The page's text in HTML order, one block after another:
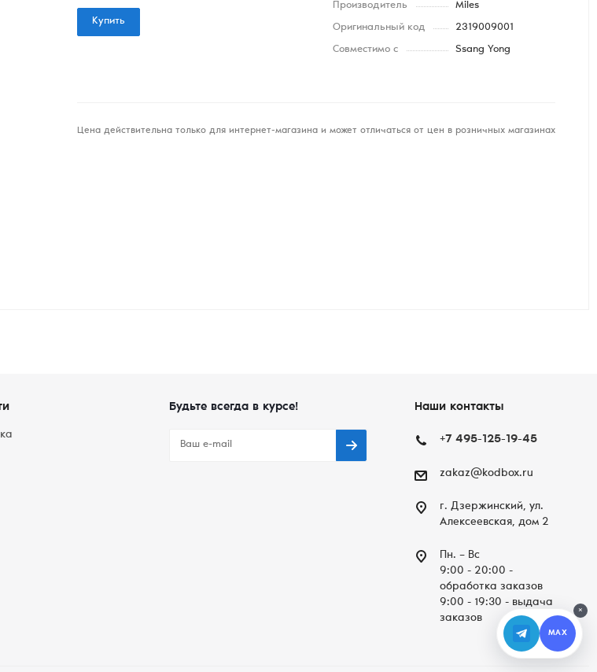
Купить
Производитель Miles
Оригинальный код 2319009001
Совместимо с Ssang Yong
Цена действительна только для интернет-магазина и может отличаться от цен в розничных магазинах
Будьте всегда в курсе! Наши контакты
+7 495-125-19-45
zakaz@kodbox.ru
г. Дзержинский, ул.
Алексеевская, дом 2
Пн. – Вc
9:00 - 20:00 -
обработка заказов
9:00 - 19:30 - выдача
заказов
×
MAX